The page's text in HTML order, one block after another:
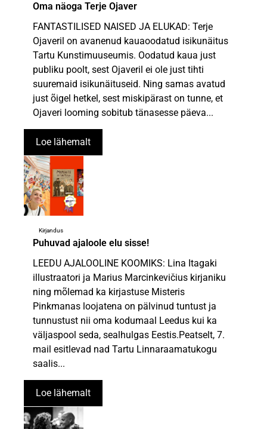
Oma näoga Terje Ojaver
FANTASTILISED NAISED JA ELUKAD: Terje
Ojaveril on avanenud kauaoodatud isikunäitus
Tartu Kunstimuuseumis. Oodatud kaua just
publiku poolt, sest Ojaveril ei ole just tihti
suuremaid isikunäituseid. Ning samas avatud
just õigel hetkel, sest miskipärast on tunne, et
Ojaveri looming sobitub tänasesse päeva...
Loe lähemalt
Kirjandus
Puhuvad ajaloole elu sisse!
LEEDU AJALOOLINE KOOMIKS: Lina Itagaki
illustraatori ja Marius Marcinkevičius kirjaniku
ning mõlemad ka kirjastuse Misteris
Pinkmanas loojatena on pälvinud tuntust ja
tunnustust nii oma kodumaal Leedus kui ka
väljaspool seda, sealhulgas Eestis.Peatselt, 7.
mail esitlevad nad Tartu Linnaraamatukogu
saalis...
Loe lähemalt